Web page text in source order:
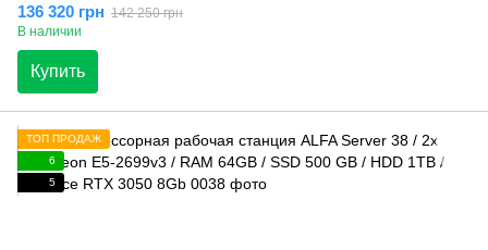
136 320 грн 142 250 грн
В наличии
Купить
ТОП ПРОДАЖ
6
5